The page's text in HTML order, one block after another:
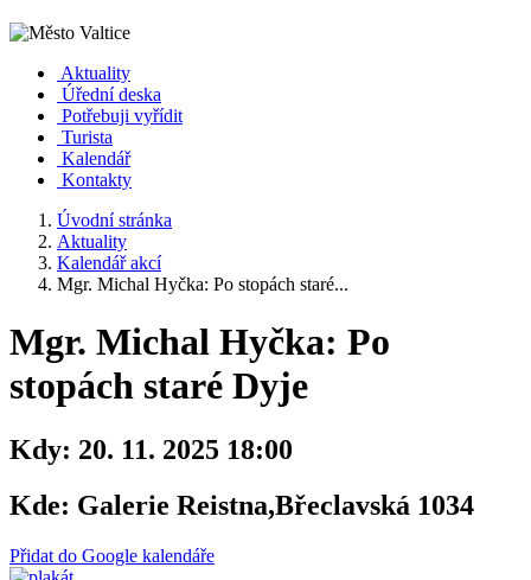
Aktuality
Úřední deska
Potřebuji vyřídit
Turista
Kalendář
Kontakty
Úvodní stránka
Aktuality
Kalendář akcí
Mgr. Michal Hyčka: Po stopách staré...
Mgr. Michal Hyčka: Po
stopách staré Dyje
Kdy: 20. 11. 2025 18:00
Kde: Galerie Reistna,Břeclavská 1034
Přidat do Google kalendáře